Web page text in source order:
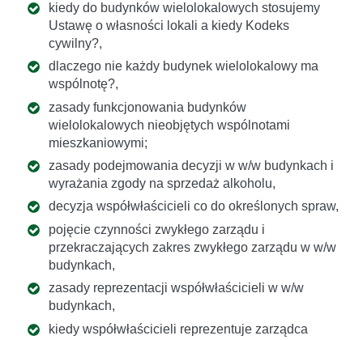
kiedy do budynków wielolokalowych stosujemy
Ustawę o własności lokali a kiedy Kodeks
cywilny?,
dlaczego nie każdy budynek wielolokalowy ma
wspólnotę?,
zasady funkcjonowania budynków
wielolokalowych nieobjętych wspólnotami
mieszkaniowymi;
zasady podejmowania decyzji w w/w budynkach i
wyrażania zgody na sprzedaż alkoholu,
decyzja współwłaścicieli co do określonych spraw,
pojęcie czynności zwykłego zarządu i
przekraczających zakres zwykłego zarządu w w/w
budynkach,
zasady reprezentacji współwłaścicieli w w/w
budynkach,
kiedy współwłaścicieli reprezentuje zarządca